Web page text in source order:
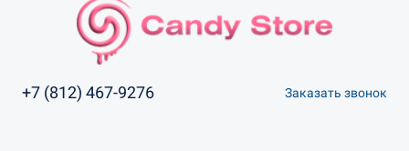
+7 (812) 467-9276 Заказать звонок